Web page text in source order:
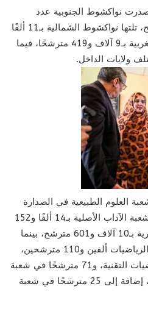
نواكشوط الجنوبية عدد
المترشحين بـ14 ألفًا و2 مترشح، تلتها نواكشوط الشمالية بـ11 ألفًا
و886 مترشحًا، ثم نواكشوط الغربية بـ9 آلاف و419 مترشحًا، فيما
ولايات الداخل.
العلوم الطبيعية في الصدارة
بـ37 ألفًا و419 مترشحًا، تليها شعبة الآداب الأصلية بـ14 ألفًا و152
مترشحًا، ثم شعبة الآداب العصرية بـ10 آلاف و601 مترشح، بينما
بلغ عدد المترشحين في شعبة الرياضيات ألفين و110 مترشحين،
و154 مترشحًا في شعبة الرياضيات التقنية، و71 مترشحًا في شعبة
الرياضيات والهندسة الكهربائية، إضافة إلى 25 مترشحًا في شعبة